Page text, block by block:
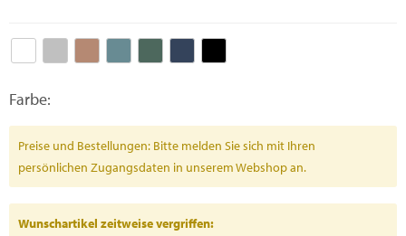
Farbe:
Preise und Bestellungen: Bitte melden Sie sich mit Ihren
persönlichen Zugangsdaten in unserem Webshop an.
Wunschartikel zeitweise vergriffen: